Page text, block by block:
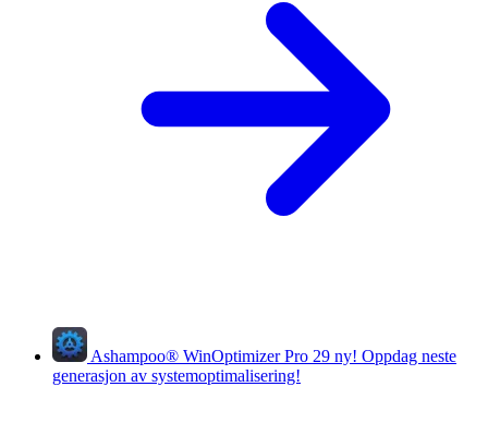
Ashampoo® WinOptimizer Pro 29 ny! Oppdag neste
generasjon av systemoptimalisering!